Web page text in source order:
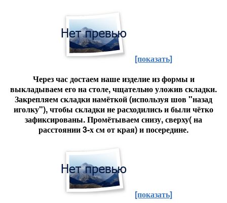
[показать]
Через час достаем наше изделие из формы и
выкладываем его на столе, чщательно уложив складки.
Закрепляем складки намёткой (используя шов "назад
иголку"), чтобы складки не расходились и были чётко
зафиксированы. Промётываем снизу, сверху( на
расстоянии 3-х см от края) и посередине.
[показать]